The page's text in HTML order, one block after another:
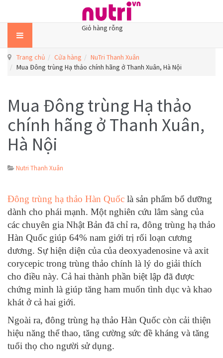
Giỏ hàng rỗng
Trang chủ Cửa hàng
NuTri Thanh Xuân
Mua Đông trùng Hạ thảo chính hãng ở Thanh Xuân, Hà Nội
Mua Đông trùng Hạ thảo
chính hãng ở Thanh Xuân,
Hà Nội
Nutri Thanh Xuân
Đông trùng hạ thảo Hàn Quốc là sản phẩm bổ dưỡng
dành cho phái mạnh. Một nghiên cứu lâm sàng của
các chuyên gia Nhật Bản đã chỉ ra, đông trùng hạ thảo
Hàn Quốc giúp 64% nam giới trị rối loạn cương
dương. Sự hiện diện của của deoxyadenosine và axit
corycepic trong trùng thảo chính là lý do giải thích
cho điều này. Cả hai thành phần biệt lập đã được
chứng minh là giúp tăng ham muốn tình dục và khao
khát ở cả hai giới.
Ngoài ra, đông trùng hạ thảo Hàn Quốc còn cải thiện
hiệu năng thể thao, tăng cường sức đề kháng và tăng
tuổi thọ cho người sử dụng.